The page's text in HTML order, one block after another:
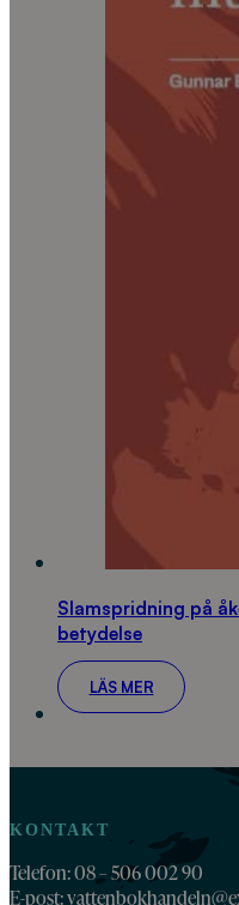
Slamspridning på
betydelse
LÄS MER
KONTAKT
Telefon: 08 – 506 002 90
E-post: